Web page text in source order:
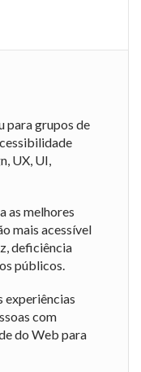
para grupos de
UX, UI,
as melhores
mais acessível
deficiência
públicos.
experiências
com
do Web para